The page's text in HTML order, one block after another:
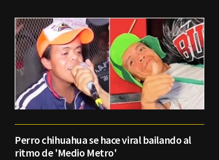
Perro chihuahua se hace viral bailando al
ritmo de 'Medio Metro'